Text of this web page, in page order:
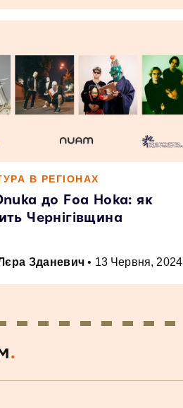
В РЕГІОНАХ
до Foa Hoka: як
Чернігівщина
Зданевич • 13 Червня, 2024